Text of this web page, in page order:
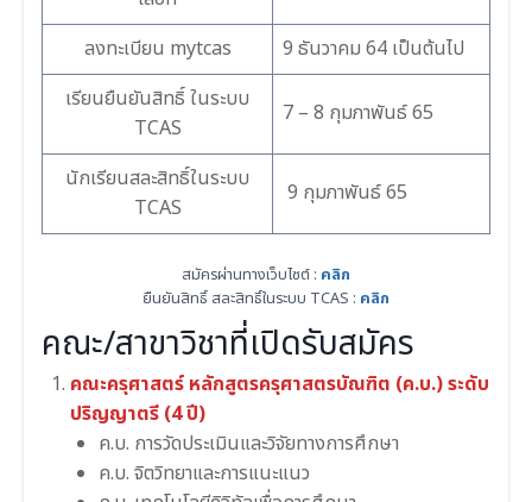
ลงทะเบียน mytcas
9 ธันวาคม 64 เป็นต้นไป
เรียนยืนยันสิทธิ์ ในระบบ
TCAS
7 – 8 กุมภาพันธ์ 65
นักเรียนสละสิทธิ์ในระบบ
TCAS
9 กุมภาพันธ์ 65
สมัครผ่านทางเว็บไซต์ : คลิก
ยืนยันสิทธิ์ สละสิทธิ์ในระบบ TCAS : คลิก
คณะ/สาขาวิชาที่เปิดรับสมัคร
คณะครุศาสตร์ หลักสูตรครุศาสตรบัณฑิต (ค.บ.) ระดับ
ปริญญาตรี (4 ปี)
ค.บ. การวัดประเมินและวิจัยทางการศึกษา
ค.บ. จิตวิทยาและการแนะแนว